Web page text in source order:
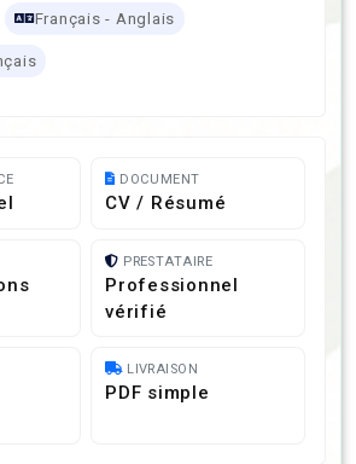
Français - Anglais
DOCUMENT
CV / Résumé
PRESTATAIRE
Professionnel
vérifié
LIVRAISON
PDF simple